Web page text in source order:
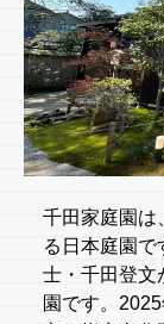
千田家庭園は
る日本庭園
士・千田登文
園です。